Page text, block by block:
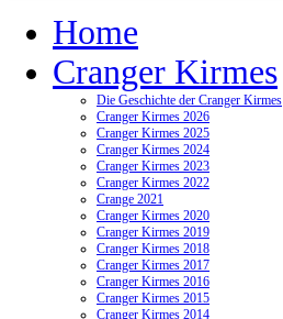
Home
Cranger Kirmes
Die Geschichte der Cranger Kirmes
Cranger Kirmes 2026
Cranger Kirmes 2025
Cranger Kirmes 2024
Cranger Kirmes 2023
Cranger Kirmes 2022
Crange 2021
Cranger Kirmes 2020
Cranger Kirmes 2019
Cranger Kirmes 2018
Cranger Kirmes 2017
Cranger Kirmes 2016
Cranger Kirmes 2015
Cranger Kirmes 2014